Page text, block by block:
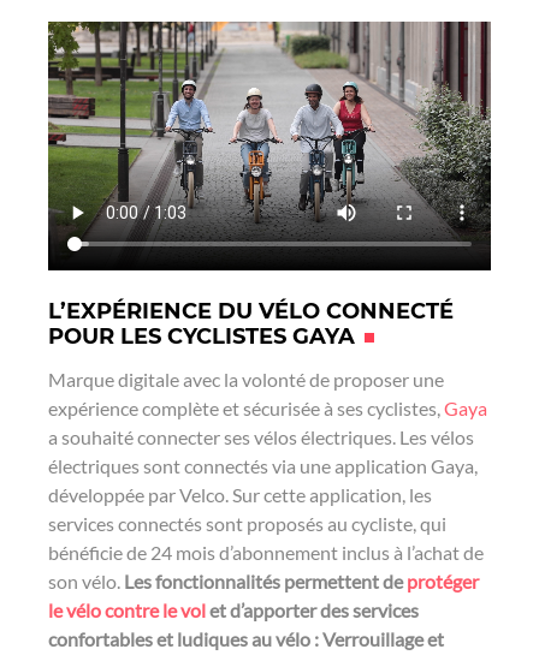
w
t
t
e
r
i
n
k
e
d
i
n
a
c
e
b
o
o
k
L’EXPÉRIENCE DU VÉLO CONNECTÉ
POUR LES CYCLISTES GAYA
Marque digitale avec la volonté de proposer une
expérience complète et sécurisée à ses cyclistes,Gaya
a souhaité connecter ses vélos électriques. Les vélos
électriques sont connectés via une application Gaya,
développée par Velco. Sur cette application, les
services connectés sont proposés au cycliste, qui
bénéficie de 24 mois d’abonnement inclus à l’achat de
son vélo. Les fonctionnalités permettent deprotéger
le vélo contre le volet d’apporter des services
confortables et ludiques au vélo : Verrouillage et